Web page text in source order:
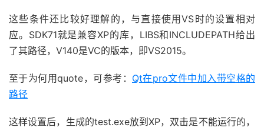
这些条件还比较好理解的，与直接使用VS时的设置相对
应。SDK71就是兼容XP的库，LIBS和INCLUDEPATH给出
了其路径，V140是VC的版本，即VS2015。
至于为何用quote，可参考： Qt在pro文件中加入带空格的
路径
这样设置后，生成的test.exe放到XP，双击是不能运行的，